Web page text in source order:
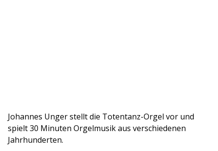
Johannes Unger stellt die Totentanz-Orgel vor und
spielt 30 Minuten Orgelmusik aus verschiedenen
Jahrhunderten.